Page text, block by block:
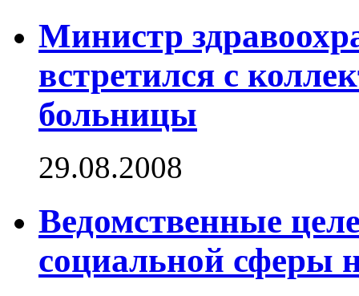
Министр
встретился с
больницы
29.08.2008
Ведомственные
социальной сферы